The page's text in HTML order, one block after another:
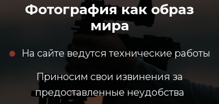
Фотография как образ
мира
На сайте ведутся технические работы
Приносим свои извинения за
предоставленные неудобства